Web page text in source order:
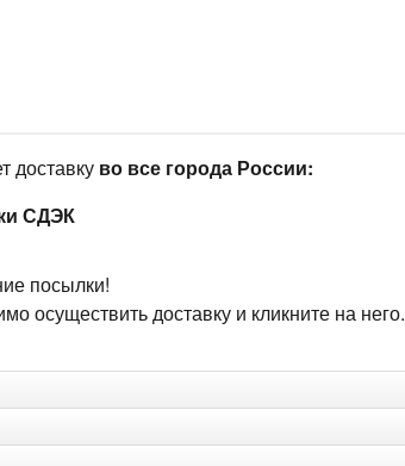
доставку во все города России:
СДЭК
посылки!
осуществить доставку и кликните на него.